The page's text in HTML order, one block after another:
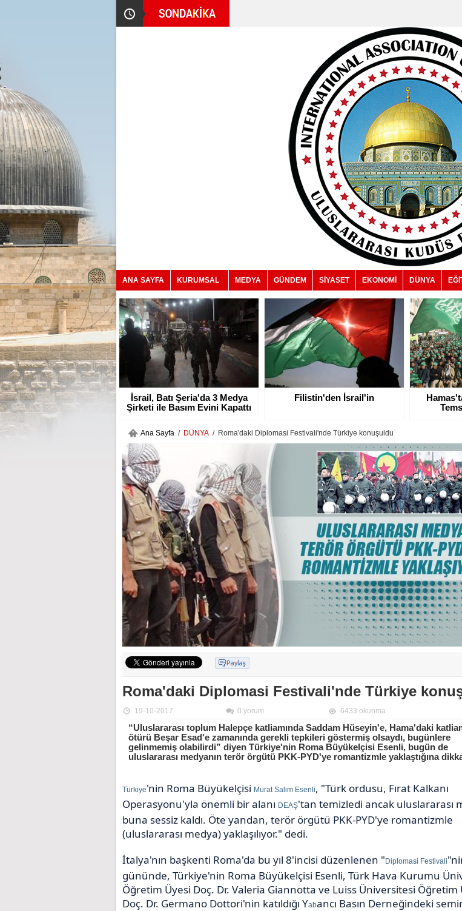
ANA SAYFA KURUMSAL MEDYA GÜNDEM SİYASET EKONOMİ DÜNYA
İsrail, Batı Şeria'da 3 Medya
Şirketi ile Basım Evini Kapattı
Filistin'den İsrail'in
Ana Sayfa / DÜNYA / Roma'daki Diplomasi Festivali'nde Türkiye konuşuldu
Roma'daki Diplomasi Festivali'nde Türkiye
19-10-2017 0 yorum 6433 okunma
“Uluslararası toplum Halepçe katliamında Saddam Hüseyin'e, Hama'daki
ötürü Beşar Esad'e zamanında gerekli tepkileri göstermiş olsaydı, bugünlere
gelinmemiş olabilirdi” diyen Türkiye'nin Roma Büyükelçisi Esenli, bugün de
uluslararası medyanın terör örgütü PKK-PYD'ye romantizmle yaklaştığına
Türkiye'nin Roma Büyükelçisi Murat Salim Esenli, "Türk ordusu, Fırat Kalkanı
Operasyonu'yla önemli bir alanı DEAŞ'tan temizledi ancak uluslararası
buna sessiz kaldı. Öte yandan, terör örgütü PKK-PYD'ye romantizmle
(uluslararası medya) yaklaşılıyor." dedi.
İtalya'nın başkenti Roma'da bu yıl 8'incisi düzenlenen " Diplomasi Festivali
gününde, Türkiye'nin Roma Büyükelçisi Esenli, Türk Hava Kurumu
Öğretim Üyesi Doç. Dr. Valeria Giannotta ve Luiss Üniversitesi Öğretim
Doç. Dr. Germano Dottori'nin katıldığı Yabancı Basın Derneğindeki